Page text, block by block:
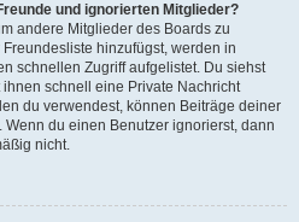
und ignorierten Mitglieder?
andere Mitglieder des Boards zu
hinzufügst, werden in
schnellen Zugriff aufgelistet. Du siehst
schnell eine Private Nachricht
du verwendest, können Beiträge deiner
du einen Benutzer ignorierst, dann
nicht.